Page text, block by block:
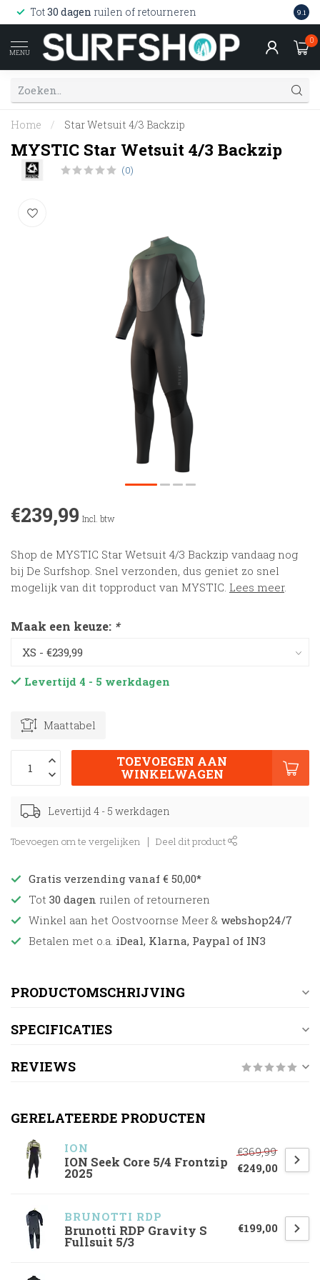
Tot30 dagen ruilen of retourneren 9.1
MENU
0
Home / Star Wetsuit 4/3 Backzip
MYSTIC Star Wetsuit 4/3 Backzip
(0)
€239,99 Incl. btw
Shop de MYSTIC Star Wetsuit 4/3 Backzip vandaag nog
bij De Surfshop. Snel verzonden, dus geniet zo snel
mogelijk van dit topproduct van MYSTIC. Lees meer.
Maak een keuze: *
Levertijd 4 - 5 werkdagen
Maattabel
TOEVOEGEN AAN
WINKELWAGEN
Levertijd 4 - 5 werkdagen
Toevoegen om te vergelijken Deel dit product
Gratis verzending vanaf € 50,00*
Tot 30 dagen ruilen of retourneren
Winkel aan het Oostvoornse Meer & webshop24/7
Betalen met o.a. iDeal, Klarna, Paypal of IN3
PRODUCTOMSCHRIJVING
SPECIFICATIES
REVIEWS
GERELATEERDE PRODUCTEN
ION
ION Seek Core 5/4 Frontzip
2025
€369,99
€249,00
BRUNOTTI RDP
Brunotti RDP Gravity S
Fullsuit 5/3
€199,00